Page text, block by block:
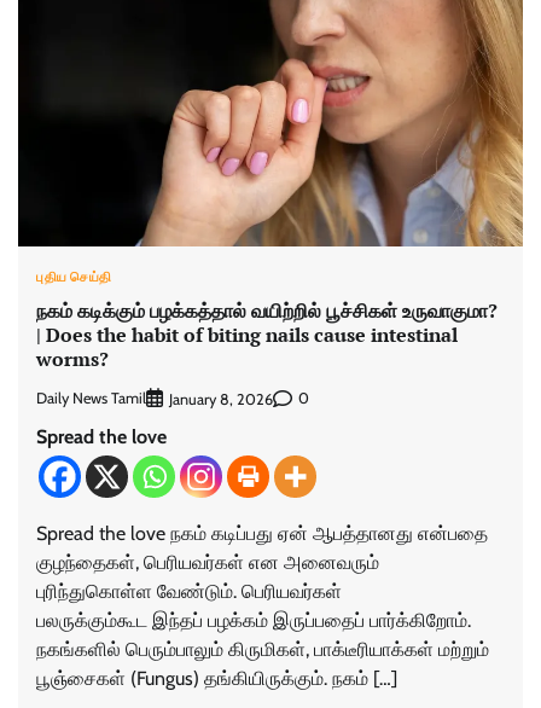
புதிய செய்தி
நகம் கடிக்கும் பழக்கத்தால் வயிற்றில் பூச்சிகள் உருவாகுமா?
| Does the habit of biting nails cause intestinal
worms?
Daily News Tamil January 8, 2026 0
Spread the love
Spread the love நகம் கடிப்பது ஏன் ஆபத்தானது என்பதை
குழந்தைகள், பெரியவர்கள் என அனைவரும்
புரிந்துகொள்ள வேண்டும். பெரியவர்கள்
பலருக்கும்கூட இந்தப் பழக்கம் இருப்பதைப் பார்க்கிறோம்.
நகங்களில் பெரும்பாலும் கிருமிகள், பாக்டீரியாக்கள் மற்றும்
பூஞ்சைகள் (Fungus) தங்கியிருக்கும். நகம் […]